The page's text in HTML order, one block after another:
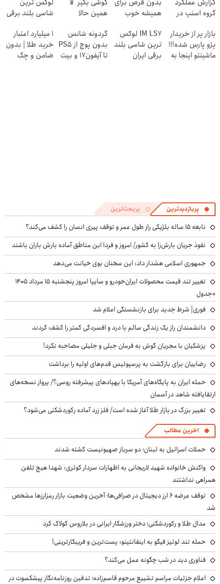
گزارش عملکرد
گروه اسنپ در
بدون قرص برای
همیشه خوب
پرسش‌نامه)
گوشی بگیر 📱
همین حالا
بده 🎯
لوکس ترین
شاسی بلند برقی
انقلاب
بازار پر از خریدار
پژو پارس شده!!!
ماشینتو اینجا به
IM LS7 لوکس
ترین شاسی بلند
برقی ایران
گردونه شانس
بدون پوچ از PS5
تا آیفون17 و بیت
۱ میلیارد اعتبار
خرید طلا | بدون
ضامن و چک
پربازدیدترین پربحث‌ترین
نابغه ۱۵ ساله بلژیکی راز طول عمر و توقف پیری انسان را کشف می‌کند؟
نفوذ جریان بارش‌زا به کشور/ امروز و فردا این مناطق آماده بارش باران باشند
جمهوری اسلامی هشدار داد: این سخنان بوی خیانت می‌دهد
تغییر تند قیمت محصولات ایران‌خودرو و سایپا امروز پنجشنبه ۱۵ مرداد ۱۴۰۵
+جدول
فوری| شرط جدید برای بازنشستگی اعلام شد
دانشمندان راز یک زندگی سالم با درد و افسردگی کمتر را کشف کردند
پزشکیان با مجریان گوش به فرمان جبلی و جلیلی مصاحبه نکرد!
رضاییان برای بازگشت به پرسپولیس قدم‌های اولیه را برداشت
حمله ایران به پایگاه‌های آمریکا با پهپادهای پیشرفته روسی؟/ پرواز نسخه‌های
ارتقایافته شاهد در آسمان
تغییر بزرگ در بازار طلا آغاز شده است/ فلز زرد آماده رکوردشکنی می‌شود؟
آخرین مطالب
حملات اسرائیل به لبنان؛ دو سرباز صهیونیست کشته شدند
واکنش خانواده شهید لاریجانی به اظهارات سردار کوثری: شهدا هیچ تلفن
همراهی نداشتند
توقف عرضه ۶ ارز دیجیتال در صرافی‌ها؛ آخرین وضعیت بازار رمزارزها مشخص
شد
مدال طلا و رکوردشکنی؛ دختر ورزشکار ایرانی در بلاروس کولاک کرد
حمله تند لوئیز فیگو به اینفانتینو: پست‌ترین و فریبکارترینی!
فناوری دید در شب چگونه عمل می‌کند؟
اعلام جزئیات مراسم تشییع مرحوم قاسم‌زاده؛ تدفین روزنامه‌نگار پیشکسوت در